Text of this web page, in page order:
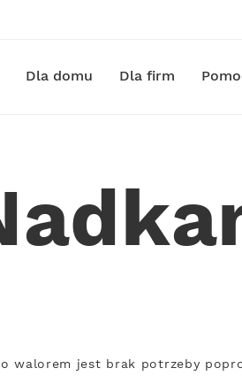
Dla domu Dla firm
walorem jest brak potrzeby